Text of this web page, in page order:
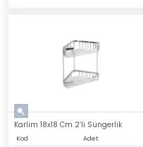
Karlim 18x18 Cm 2’li Süngerlik
Kod
Adet